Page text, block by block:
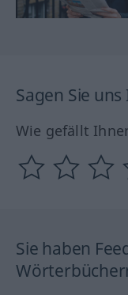
Sagen Sie
Wie gefällt
Sie haben